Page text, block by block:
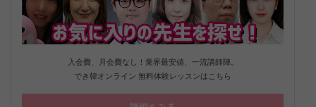
入会費、月会費なし！業界最安値、一流講師陣。
でき韓オンライン 無料体験レッスンはこちら